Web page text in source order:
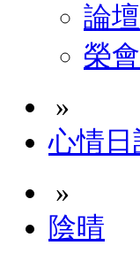
論
榮
»
心情日
»
陰晴